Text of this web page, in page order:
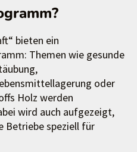
bieten ein
Themen wie gesunde
oder
Holz werden
wird auch aufgezeigt,
Betriebe speziell für